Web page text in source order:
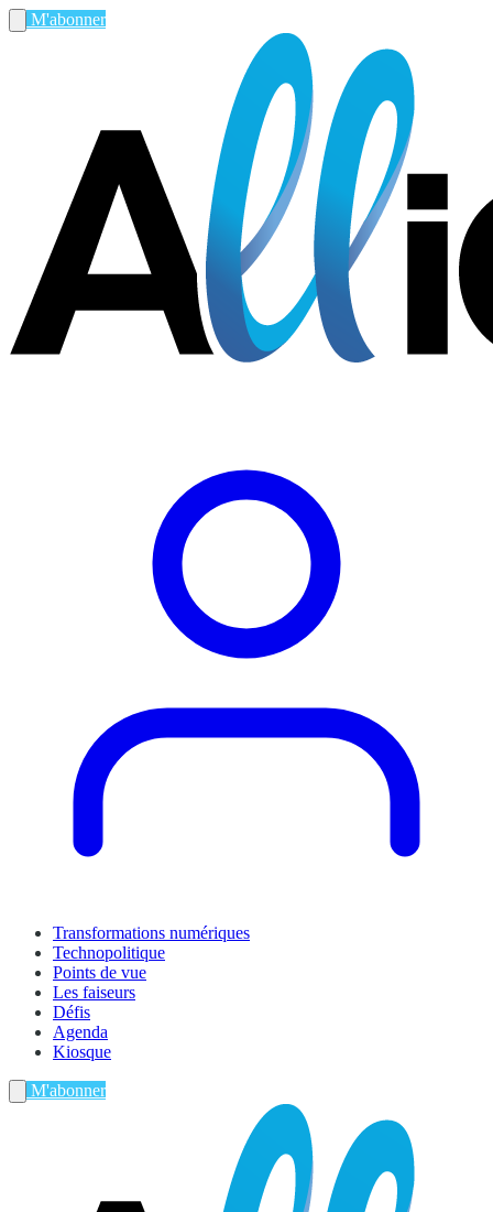
M'abonner
Transformations numériques
Technopolitique
Points de vue
Les faiseurs
Défis
Agenda
Kiosque
M'abonner